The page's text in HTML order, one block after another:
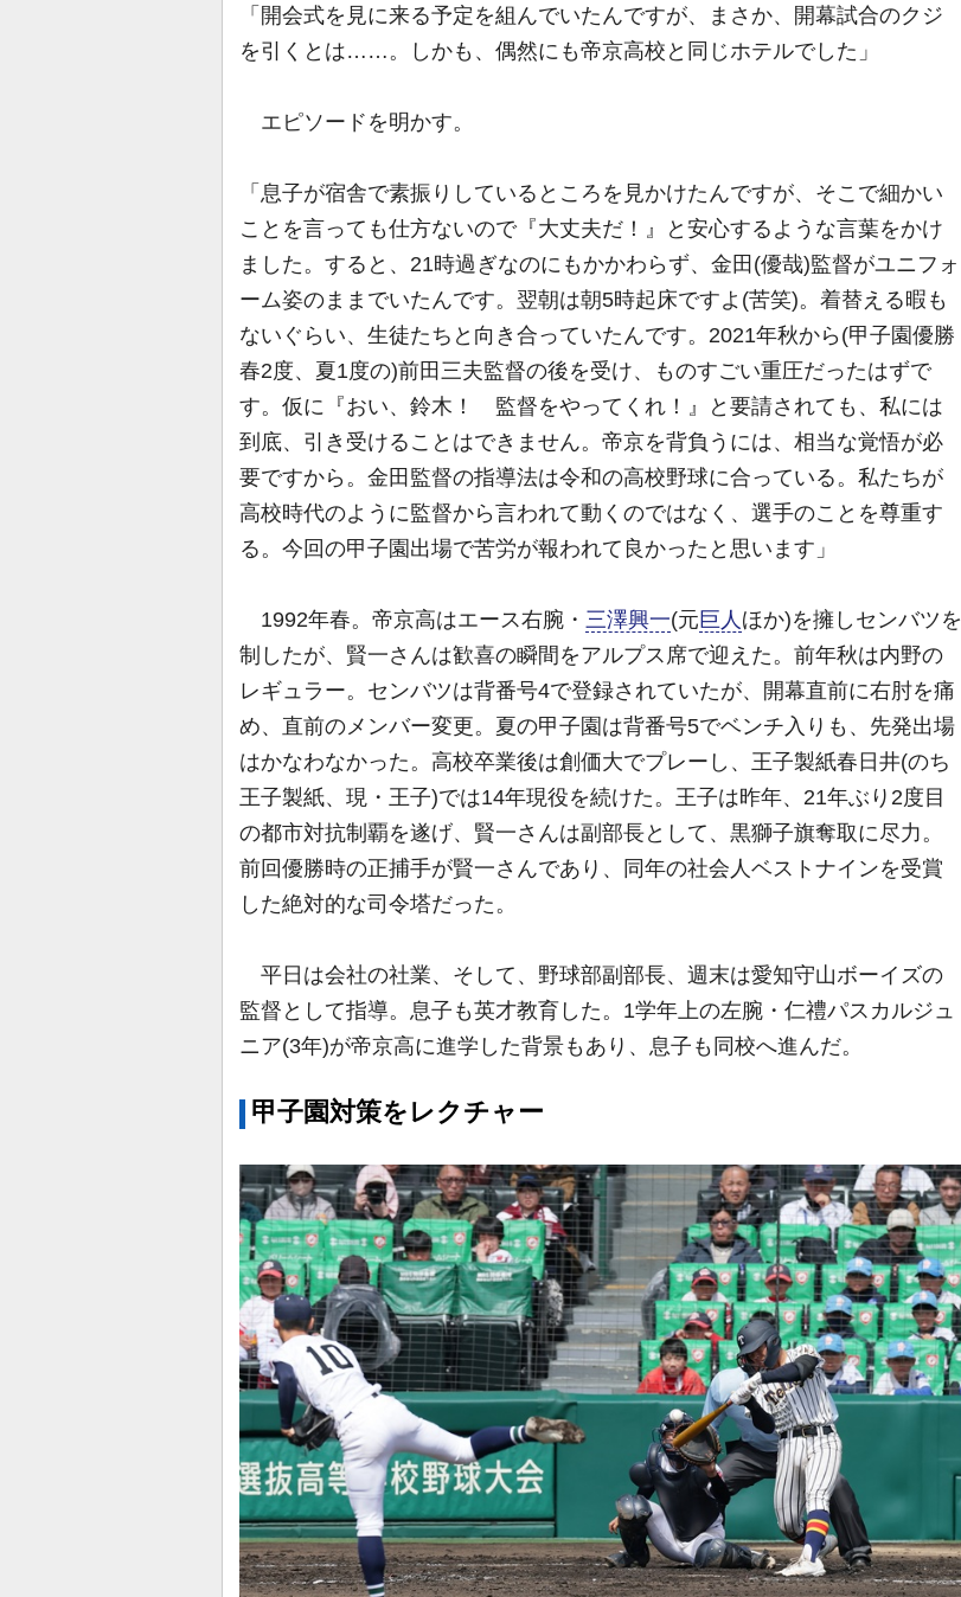
「開会式を見に来る予定を組んでいたんですが、まさか、開幕試合のクジ
を引くとは……。しかも、偶然にも帝京高校と同じホテルでした」
エピソードを明かす。
「息子が宿舎で素振りしているところを見かけたんですが、そこで細かい
ことを言っても仕方ないので『大丈夫だ！』と安心するような言葉をかけ
ました。すると、21時過ぎなのにもかかわらず、金田(優哉)監督がユニフォ
ーム姿のままでいたんです。翌朝は朝5時起床ですよ(苦笑)。着替える暇も
ないぐらい、生徒たちと向き合っていたんです。2021年秋から(甲子園優勝
春2度、夏1度の)前田三夫監督の後を受け、ものすごい重圧だったはずで
す。仮に『おい、鈴木！ 監督をやってくれ！』と要請されても、私には
到底、引き受けることはできません。帝京を背負うには、相当な覚悟が必
要ですから。金田監督の指導法は令和の高校野球に合っている。私たちが
高校時代のように監督から言われて動くのではなく、選手のことを尊重す
る。今回の甲子園出場で苦労が報われて良かったと思います」
1992年春。帝京高はエース右腕・ 三澤興一(元巨人 ほか)を擁しセンバツを
制したが、賢一さんは歓喜の瞬間をアルプス席で迎えた。前年秋は内野の
レギュラー。センバツは背番号4で登録されていたが、開幕直前に右肘を痛
め、直前のメンバー変更。夏の甲子園は背番号5でベンチ入りも、先発出場
はかなわなかった。高校卒業後は創価大でプレーし、王子製紙春日井(のち
王子製紙、現・王子)では14年現役を続けた。王子は昨年、21年ぶり2度目
の都市対抗制覇を遂げ、賢一さんは副部長として、黒獅子旗奪取に尽力。
前回優勝時の正捕手が賢一さんであり、同年の社会人ベストナインを受賞
した絶対的な司令塔だった。
平日は会社の社業、そして、野球部副部長、週末は愛知守山ボーイズの
監督として指導。息子も英才教育した。1学年上の左腕・仁禮パスカルジュ
ニア(3年)が帝京高に進学した背景もあり、息子も同校へ進んだ。
甲子園対策をレクチャー